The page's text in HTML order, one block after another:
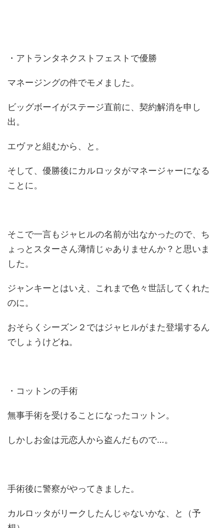
・アトランタネクストフェストで優勝
マネージングの件でモメました。
ビッグボーイがステージ直前に、契約解消を申し
出。
エヴァと組むから、と。
そして、優勝後にカルロッタがマネージャーになる
ことに。
そこで一言もジャヒルの名前が出なかったので、ち
ょっとスターさん薄情じゃありませんか？と思いま
した。
ジャンキーとはいえ、これまで色々世話してくれた
のに。
おそらくシーズン２ではジャヒルがまた登場するん
でしょうけどね。
・コットンの手術
無事手術を受けることになったコットン。
しかしお金は元恋人から盗んだもので…。
手術後に警察がやってきました。
カルロッタがリークしたんじゃないかな、と（予